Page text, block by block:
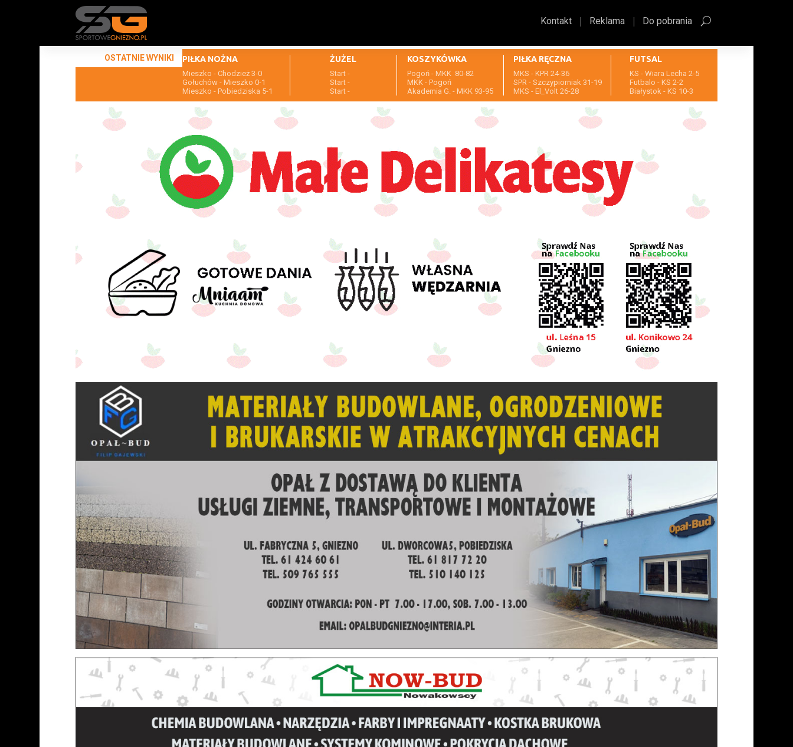
Kontakt Reklama Do pobrania
OSTATNIE WYNIKI PIŁKA NOŻNA
Mieszko - Chodzież 3-0
Gołuchów - Mieszko 0-1
Mieszko - Pobiedziska 5-1
ŻUŻEL
Start -
Start -
Start -
KOSZYKÓWKA
Pogoń - MKK 80-82
MKK - Pogoń
Akademia G. - MKK 93-95
PIŁKA RĘCZNA
MKS - KPR 24-36
SPR - Szczypiorniak 31-19
MKS - El_Volt 26-28
FUTSAL
KS - Wiara Lecha 2-5
Futbalo - KS 2-2
Białystok - KS 10-3